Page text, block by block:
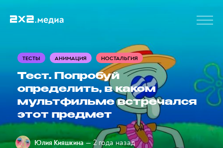
ТЕСТЫ АНИМАЦИЯ НОСТАЛЬГИЯ
Тест. Попробуй
определить, в каком
мультфильме встречался
этот предмет
Юлия Кияшкина — 2 года назад